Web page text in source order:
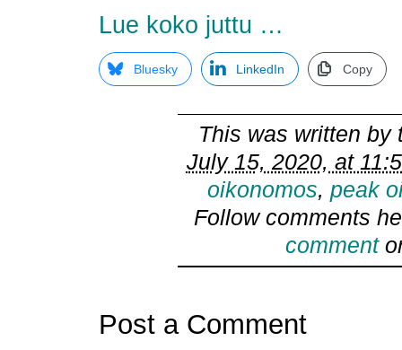
Lue koko juttu …
Bluesky LinkedIn Copy
This was written by
July 15, 2020, at
oikonomos, peak
Follow comments
comment
Post a Comment